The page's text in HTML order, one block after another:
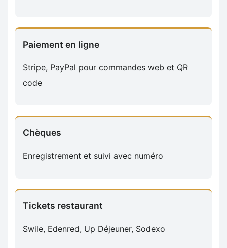
Paiement en ligne
Stripe, PayPal pour commandes web et QR
code
Chèques
Enregistrement et suivi avec numéro
Tickets restaurant
Swile, Edenred, Up Déjeuner, Sodexo